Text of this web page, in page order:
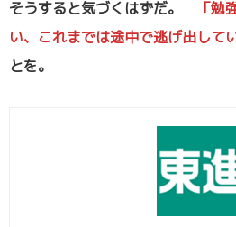
そうすると気づくはずだ。
「勉
い、これまでは途中で逃げ出して
とを。